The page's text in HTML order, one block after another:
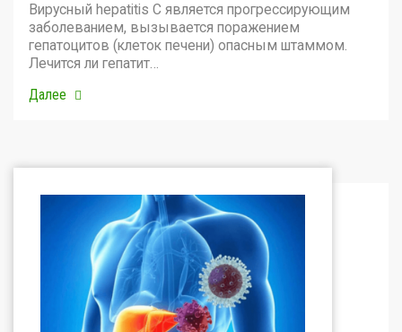
Вирусный hepatitis C является прогрессирующим
заболеванием, вызывается поражением
гепатоцитов (клеток печени) опасным штаммом.
Лечится ли гепатит…
Далее